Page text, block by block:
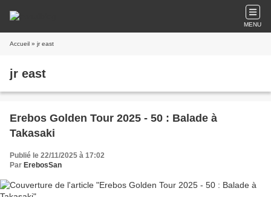
MENU
Accueil » jr east
jr east
Erebos Golden Tour 2025 - 50 : Balade à
Takasaki
Publié le 22/11/2025 à 17:02
Par ErebosSan